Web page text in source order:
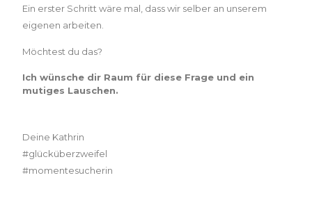
Ein erster Schritt wäre mal, dass wir selber an unserem
eigenen arbeiten.
Möchtest du das?
Ich wünsche dir Raum für diese Frage und ein
mutiges Lauschen.
Deine Kathrin
#glücküberzweifel
#momentesucherin